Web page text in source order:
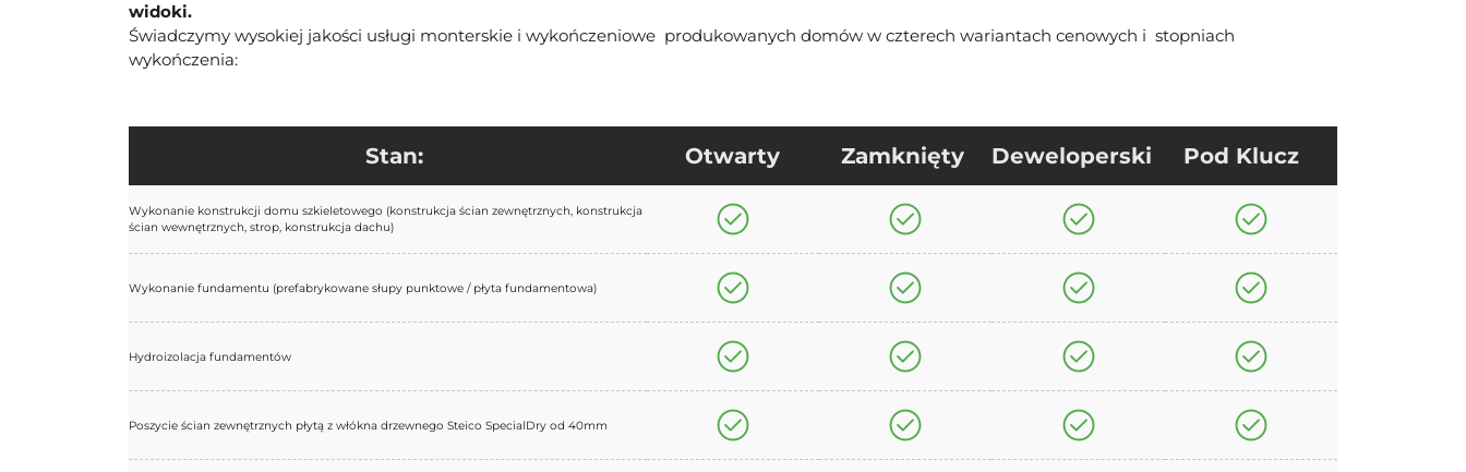
widoki.
Świadczymy wysokiej jakości usługi monterskie i wykończeniowe produkowanych domów w czterech wariantach cenowych i stopniach
wykończenia:
Stan: Otwarty Zamknięty Deweloperski Pod Klucz
Wykonanie konstrukcji domu szkieletowego (konstrukcja ścian zewnętrznych, konstrukcja
ścian wewnętrznych, strop, konstrukcja dachu)
Wykonanie fundamentu (prefabrykowane słupy punktowe / płyta fundamentowa)
Hydroizolacja fundamentów
Poszycie ścian zewnętrznych płytą z włókna drzewnego Steico SpecialDry od 40mm